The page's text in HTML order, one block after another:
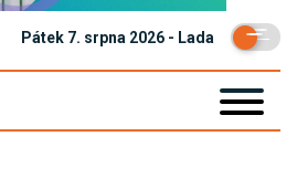
Pátek 7. srpna 2026 - Lada